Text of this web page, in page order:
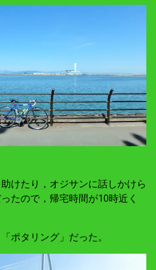
けたり，オジサンに話しかけら
たので，帰宅時間が10時近く
ポタリング」だった。